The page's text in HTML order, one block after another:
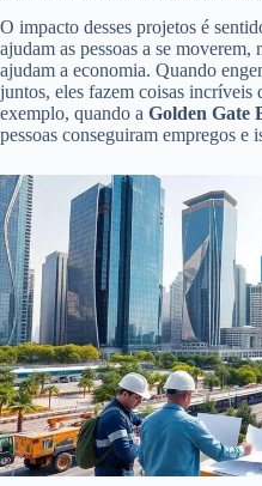
O impacto desses projetos é
ajudam as pessoas a se
ajudam a economia. Quando
juntos, eles fazem coisas incríveis
exemplo, quando a Golden Gate
pessoas conseguiram empregos e